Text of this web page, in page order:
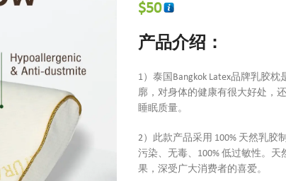
$50
产品介绍：
1）泰国Bangkok Latex品牌乳胶
廓，对身体的健康有很大好处，
睡眠质量。
2）此款产品采用 100% 天然乳胶
污染、无毒、100% 低过敏性。
果，深受广大消费者的喜爱。